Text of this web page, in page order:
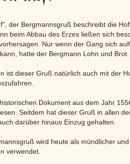
der Bergmannsgruß beschreibt die
beim Abbau des Erzes ließen sich
Nur wenn der Gang sich
hatte der Bergmann Lohn und Brot.
ist dieser Gruß natürlich auch mit der
Dokument aus dem Jahr
Seitdem hat dieser Gruß in allen
darüber hinaus Einzug gehalten.
wird heute als mündlicher
verwendet.